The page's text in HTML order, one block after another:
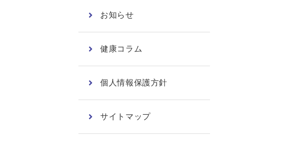
お知らせ
健康コラム
個人情報保護方針
サイトマップ